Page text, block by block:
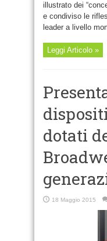
illustrato dei
e condiviso le
leader a livello
Leggi Articolo »
dotati
18 Maggio 2015